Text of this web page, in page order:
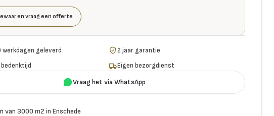
en vraag een offerte
werkdagen geleverd
2 jaar garantie
Eigen bezorgdienst
Vraag het via WhatsApp
van 3000 m2 in Enschede